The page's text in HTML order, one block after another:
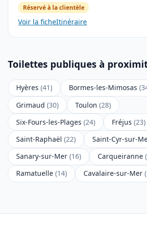
Réservé à la clientèle
Voir la ficheItinéraire
Toilettes publiques à
Hyères (41) Bormes-les-Mimosas
Grimaud (30) Toulon (28)
Six-Fours-les-Plages (24) Fréjus (23)
Saint-Raphaël (22) Saint-Cyr-sur-
Sanary-sur-Mer (16) Carqueiranne
Ramatuelle (14) Cavalaire-sur-Mer